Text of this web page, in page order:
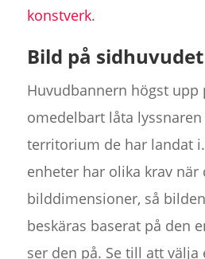
konstverk.
Bild på sidhuvudet
Huvudbannern högst upp
omedelbart låta
territorium de har landat
enheter har olika krav när
bilddimensioner, så
beskäras baserat på den
ser den på. Se till att